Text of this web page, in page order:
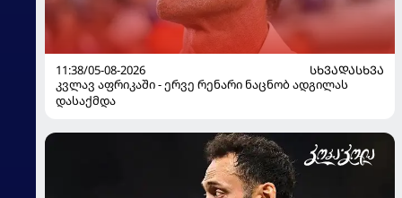
11:38/05-08-2026
ᲡᲮᲕᲐᲓᲐᲡᲮᲕᲐ
კვლავ აფრიკაში - ერვე რენარი ნაცნობ ადგილას
დასაქმდა